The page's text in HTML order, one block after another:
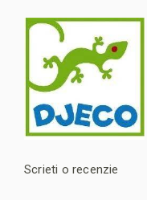
Scrieti o recenzie